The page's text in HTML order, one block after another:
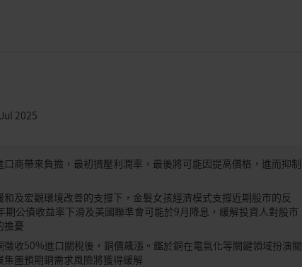
2025
口商帶來負擔，最初擠壓利潤率，最後將可能因提高價格，進而抑制
和及宏觀環境改善的支撐下，金髮女孩經濟模式支撐近期股市的反
期公債收益率下滑及美國聯準會可能於9月降息，緩解投資人對股市
擔憂
徵收50%進口關稅後，銅價飆漲。鑑於銅在電氣化等關鍵領域扮演關
集團預期銅需求風險將獲得緩解